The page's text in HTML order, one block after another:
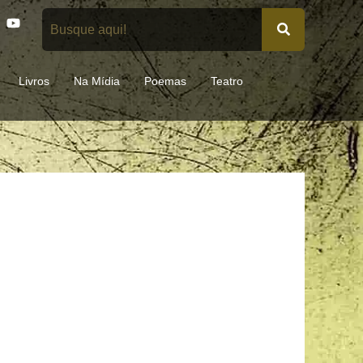
Y
o
t
u
b
e
Livros Na Mídia Poemas Teatro